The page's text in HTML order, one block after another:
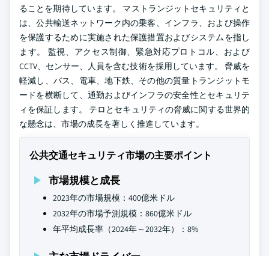
ることを期待しています。 マストランジットセキュリティと
は、公共輸送ネットワーク内の乗客、インフラ、および操作
を保護するために実施された保護措置およびシステムを指し
ます。 監視、アクセス制御、緊急対応プロトコル、および
CCTV、センサー、人員を含む技術を採用しています。 脅威を
軽減し、バス、電車、地下鉄、その他の質量トランジットモ
ードを横断して、通勤およびインフラの安全性とセキュリテ
ィを保証します。 テロとセキュリティの脅威に関する世界的
な懸念は、市場の成長を著しく推進しています。
公共交通セキュリティ市場の主要ポイント
市場規模と成長
2023年の市場規模：400億米ドル
2032年の市場予測規模：860億米ドル
年平均成長率（2024年～2032年）：8%